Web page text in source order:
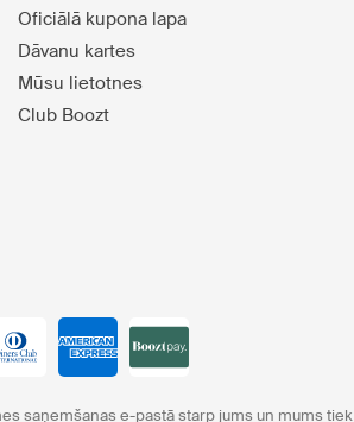
Oficiālā kupona lapa
Dāvanu kartes
Mūsu lietotnes
Club Boozt
saņemšanas e-pastā starp jums un mums tiek